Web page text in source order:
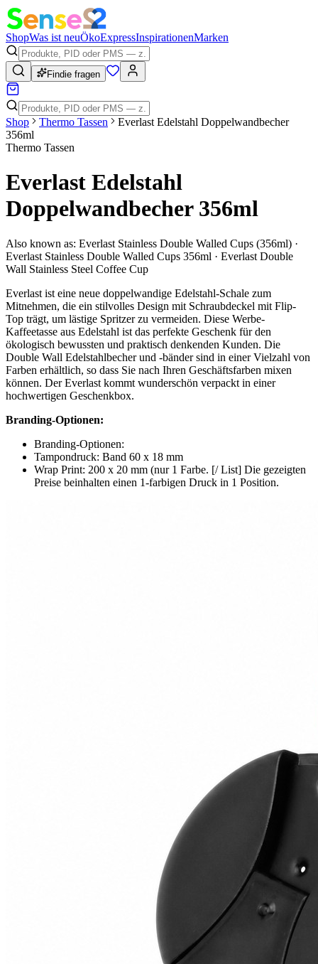
ShopWas ist neuÖkoExpressInspirationenMarken
Findie fragen
Shop Thermo Tassen
Everlast Edelstahl Doppelwandbecher
356ml
Thermo Tassen
Everlast Edelstahl
Doppelwandbecher 356ml
Also known as: Everlast Stainless Double Walled Cups (356ml) ·
Everlast Stainless Double Walled Cups 356ml · Everlast Double
Wall Stainless Steel Coffee Cup
Everlast ist eine neue doppelwandige Edelstahl-Schale zum
Mitnehmen, die ein stilvolles Design mit Schraubdeckel mit Flip-
Top trägt, um lästige Spritzer zu vermeiden. Diese Werbe-
Kaffeetasse aus Edelstahl ist das perfekte Geschenk für den
ökologisch bewussten und praktisch denkenden Kunden. Die
Double Wall Edelstahlbecher und -bänder sind in einer Vielzahl von
Farben erhältlich, so dass Sie nach Ihren Geschäftsfarben mixen
können. Der Everlast kommt wunderschön verpackt in einer
hochwertigen Geschenkbox.
Branding-Optionen:
Branding-Optionen:
Tampondruck: Band 60 x 18 mm
Wrap Print: 200 x 20 mm (nur 1 Farbe. [/ List] Die gezeigten
Preise beinhalten einen 1-farbigen Druck in 1 Position.